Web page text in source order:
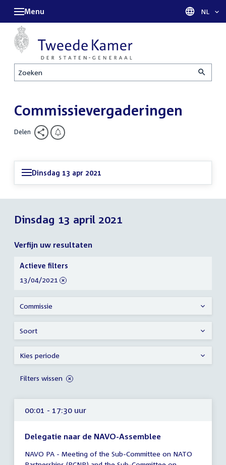
Zoeken
Menu Taal
NL
Commissievergaderingen
Delen
Dinsdag 13 apr 2021
Dinsdag 13 april 2021
Verfijn uw resultaten
00:01 - 17:30 uur
Delegatie naar de NAVO-Assemblee
vergadering
NAVO PA - Meeting of the Sub-Committee on NATO
Verfijn
uw
resultaten
Actieve filters
verwijder
13/04/2021
Commissie
Soort
Kies periode
Filters wissen